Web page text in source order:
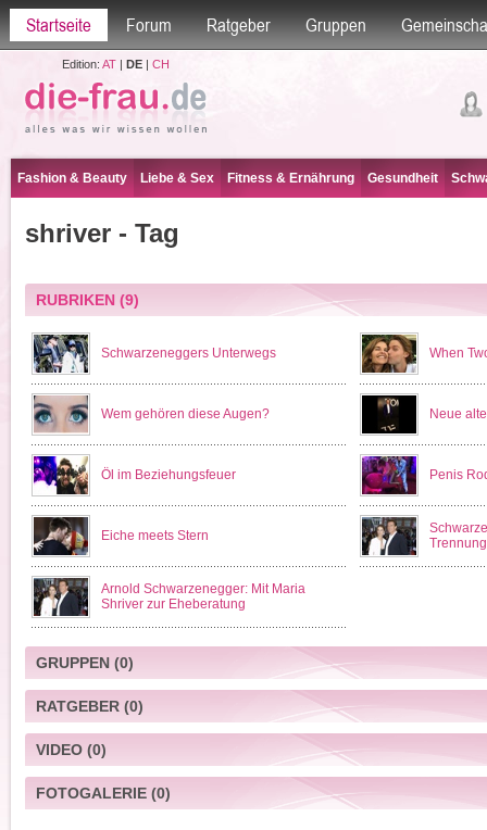
Startseite Forum Ratgeber Gruppen
Edition: AT| DE| CH
Fashion & Beauty Liebe & Sex Fitness & Ernährung Gesundheit
shriver - Tag
RUBRIKEN(9)
Schwarzeneggers Unterwegs When
Wem gehören diese Augen? Neue
Öl im Beziehungsfeuer Penis
Eiche meets Stern
Arnold Schwarzenegger: Mit Maria
Shriver zur Eheberatung
GRUPPEN(0)
RATGEBER(0)
VIDEO(0)
FOTOGALERIE(0)